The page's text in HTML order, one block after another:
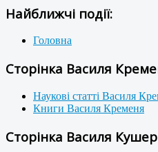
Найближчі події:
Головна
Сторінка Василя
Наукові статті Василя
Книги Василя Кременя
Сторінка Василя